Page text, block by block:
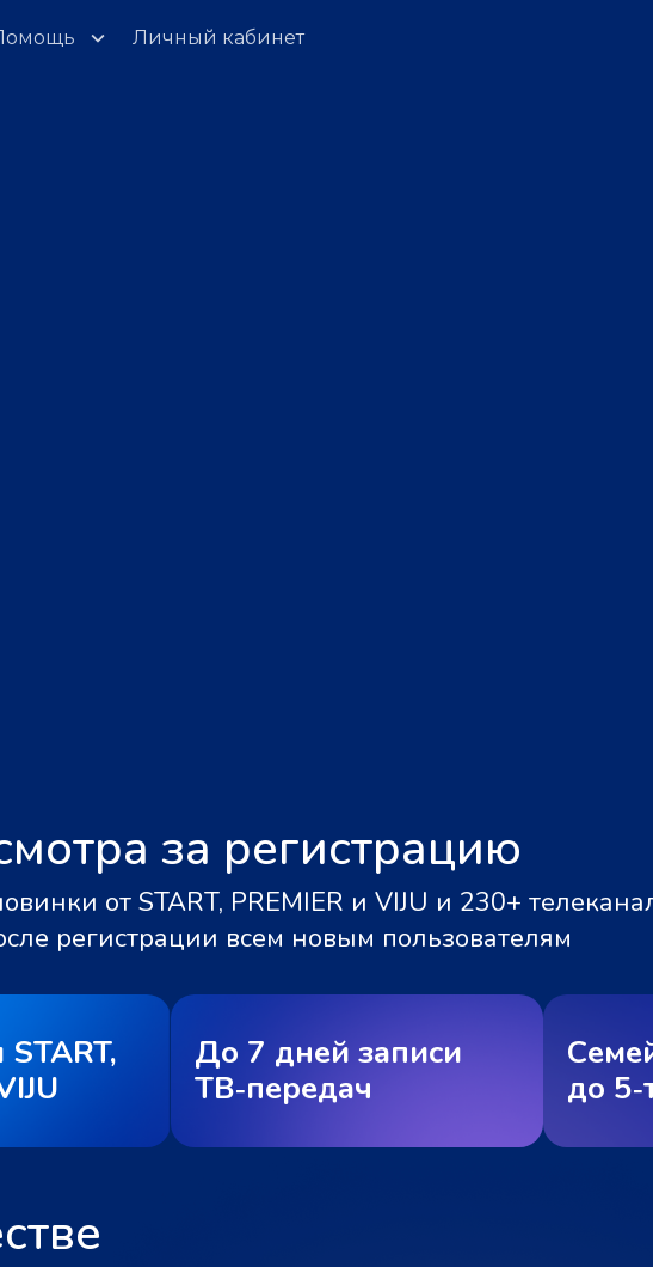
Личный кабинет
за регистрацию
от START, PREMIER и VIJU и 230+
регистрации всем новым пользователям
До 7 дней записи
ТВ‑передач
до